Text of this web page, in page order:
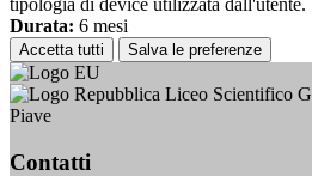
tipologia di device utilizzata dall'utente.
Durata: 6 mesi
Accetta tutti Salva le preferenze
Liceo Scientifico
Piave
Contatti